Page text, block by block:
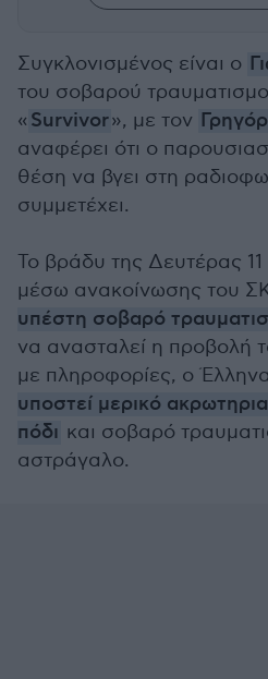
Συγκλονισμένος είναι ο
του σοβαρού
« Survivor», με τον
αναφέρει ότι ο
θέση να βγει στη
συμμετέχει.
Το βράδυ της Δευτέρας
μέσω ανακοίνωσης του
υπέστη σοβαρό
να ανασταλεί η προβολή
με πληροφορίες, ο
υποστεί μερικό
πόδι και σοβαρό
αστράγαλο.